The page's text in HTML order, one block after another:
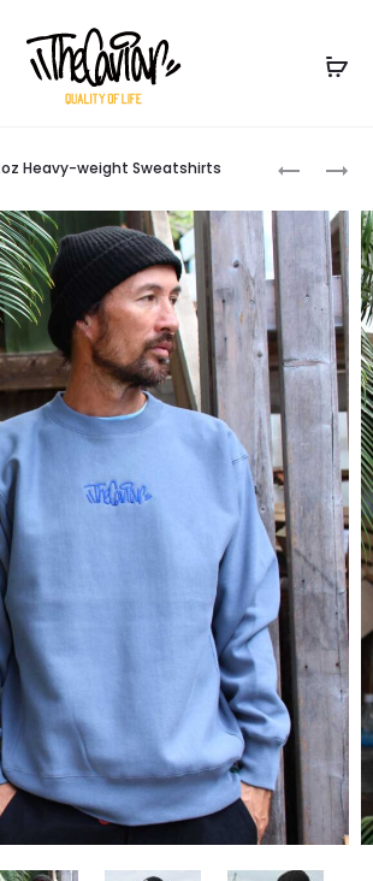
WEIGHT
PULL-
HOODIE
WEIGHT
Heavy-weight Sweatshirts